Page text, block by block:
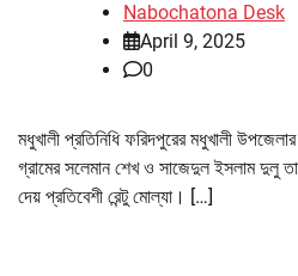
Nabochatona Desk
April 9, 2025
0
মধুখালী প্রতিনিধি ফরিদপুরের মধুখালী
গ্রামের সলেমান শেখ ও সাজেদুল ইসলাম দুলু
দেয় প্রতিবেশী রেন্টু মোল্যা। […]